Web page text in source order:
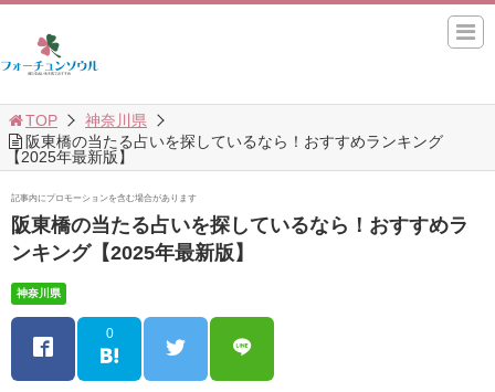
TOP
神奈川県
阪東橋の当たる占いを探しているなら！おすすめランキング
【2025年最新版】
記事内にプロモーションを含む場合があります
阪東橋の当たる占いを探しているなら！おすすめラ
ンキング【2025年最新版】
神奈川県
0